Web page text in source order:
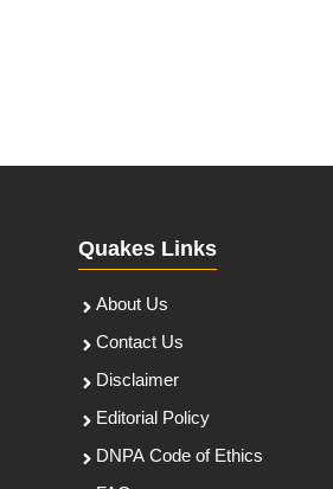
Quakes Links
About Us
Contact Us
Disclaimer
Editorial Policy
DNPA Code of Ethics